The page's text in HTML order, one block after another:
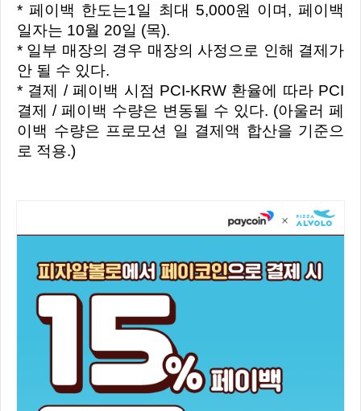
* 페이백 한도는1일 최대 5,000원 이며, 페이백
일자는 10월 20일 (목).
* 일부 매장의 경우 매장의 사정으로 인해 결제가
안 될 수 있다.
* 결제 / 페이백 시점 PCI-KRW 환율에 따라 PCI
결제 / 페이백 수량은 변동될 수 있다. (아울러 페
이백 수량은 프로모션 일 결제액 합산을 기준으
로 적용.)